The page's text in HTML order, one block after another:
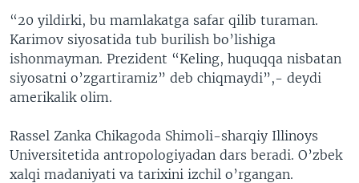
“20 yildirki, bu mamlakatga safar qilib turaman.
Karimov siyosatida tub burilish bo’lishiga
ishonmayman. Prezident “Keling, huquqqa nisbatan
siyosatni o’zgartiramiz” deb chiqmaydi”,- deydi
amerikalik olim.
Rassel Zanka Chikagoda Shimoli-sharqiy Illinoys
Universitetida antropologiyadan dars beradi. O’zbek
xalqi madaniyati va tarixini izchil o’rgangan.